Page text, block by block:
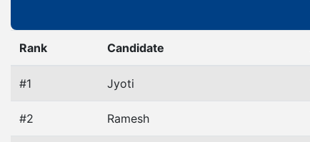
Rank Candidate
#1 Jyoti
#2 Ramesh